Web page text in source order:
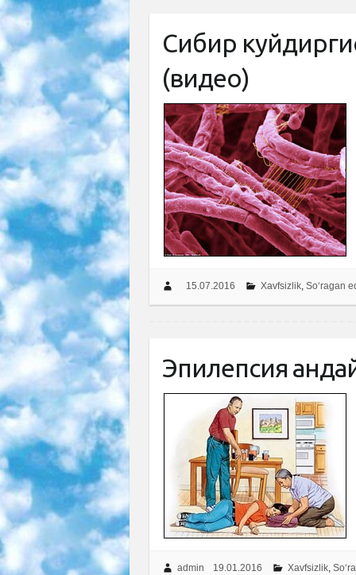
Сибир
(видео)
15.07.2016 Xavfsizlik, So‘ragan
Эпилепсия
admin 19.01.2016 Xavfsizlik,